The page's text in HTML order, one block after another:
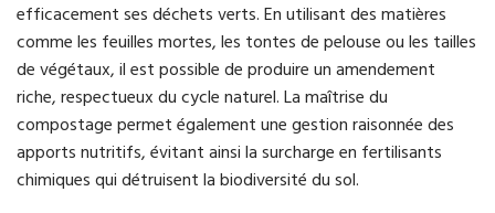
efficacement ses déchets verts. En utilisant des matières
comme les feuilles mortes, les tontes de pelouse ou les tailles
de végétaux, il est possible de produire un amendement
riche, respectueux du cycle naturel. La maîtrise du
compostage permet également une gestion raisonnée des
apports nutritifs, évitant ainsi la surcharge en fertilisants
chimiques qui détruisent la biodiversité du sol.